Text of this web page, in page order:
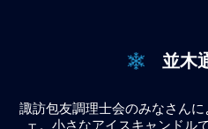
並木
諏訪包友調理士会のみなさん
ェ。小さなアイスキャンドル